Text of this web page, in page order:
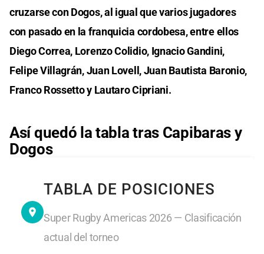
cruzarse con Dogos, al igual que varios jugadores
con pasado en la franquicia cordobesa, entre ellos
Diego Correa, Lorenzo Colidio, Ignacio Gandini,
Felipe Villagrán, Juan Lovell, Juan Bautista Baronio,
Franco Rossetto y Lautaro Cipriani.
Así quedó la tabla tras Capibaras y
Dogos
TABLA DE POSICIONES
Super Rugby Americas 2026 — Clasificación
actual del torneo